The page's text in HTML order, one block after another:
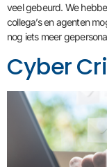
veel gebeurd. We
collega’s en agenten
nog iets meer
Cyber